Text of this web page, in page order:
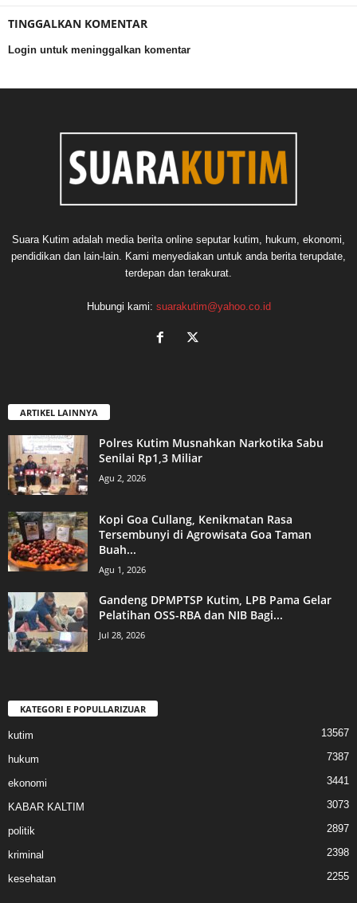
TINGGALKAN KOMENTAR
Login untuk meninggalkan komentar
Suara Kutim adalah media berita online seputar kutim, hukum, ekonomi,
pendidikan dan lain-lain. Kami menyediakan untuk anda berita terupdate,
terdepan dan terakurat.
Hubungi kami: suarakutim@yahoo.co.id
ARTIKEL LAINNYA
Polres Kutim Musnahkan Narkotika Sabu
Senilai Rp1,3 Miliar
Agu 2, 2026
Kopi Goa Cullang, Kenikmatan Rasa
Tersembunyi di Agrowisata Goa Taman
Buah...
Agu 1, 2026
Gandeng DPMPTSP Kutim, LPB Pama Gelar
Pelatihan OSS-RBA dan NIB Bagi...
Jul 28, 2026
KATEGORI E POPULLARIZUAR
kutim 13567
hukum 7387
ekonomi 3441
KABAR KALTIM 3073
politik 2897
kriminal 2398
kesehatan 2255